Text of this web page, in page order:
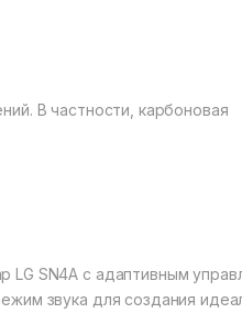
В частности, карбоновая
SN4A с адаптивным
звука для создания